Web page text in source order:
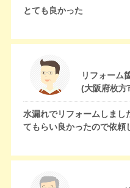
とても良かった
リフォーム
(大阪府枚方
水漏れでリフォームしまし
てもらい良かったので依頼